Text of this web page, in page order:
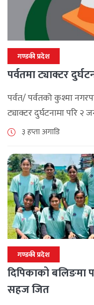
गण्डकी प्रदेश
पर्वतमा ट्याक्टर
पर्वत/ पर्वतको कुश्मा
ट्याक्टर दुर्घटनामा परि २
दोबिल्ला देखि फलेवास
३ हप्ता अगाडि
गण्डकी प्रदेश
दिपिकाको बलिङमा
सहज जित